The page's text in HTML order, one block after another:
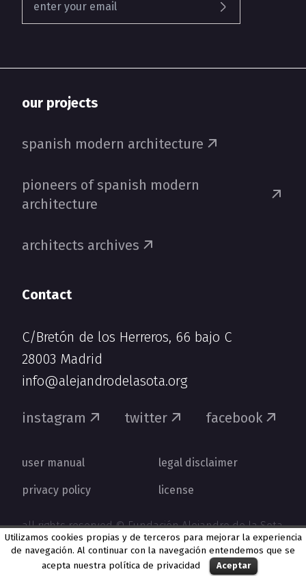
our projects
spanish modern architecture
pioneers of spanish modern
architecture
architects archives
Contact
C/Bretón de los Herreros, 66 bajo C
28003 Madrid
info@alejandrodelasota.org
instagram twitter facebook
user manual legal disclaimer
privacy policy license
all rights reserved © Fundación Alejandro de la Sota
Utilizamos cookies propias y de terceros para mejorar la experiencia
de navegación. Al continuar con la navegación entendemos que se
acepta nuestra política de privacidad Aceptar